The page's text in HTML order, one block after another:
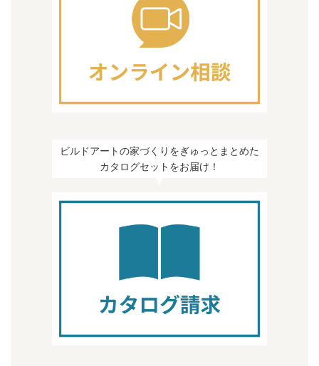
5. お客様情報の開示、訂正、削除、利用停止等に
当社に保有されている個人情報について、お客様
場合は、当社まで直接ご請求ください。ご本人か
用停止の処置を行います。
ート 神奈川県相模原市南区相模大野5-29-15
042-705-8099 / FAX：042-705-8012
ビルドアートの家づくりをぎゅっとまとめた
カタログセットをお届け！